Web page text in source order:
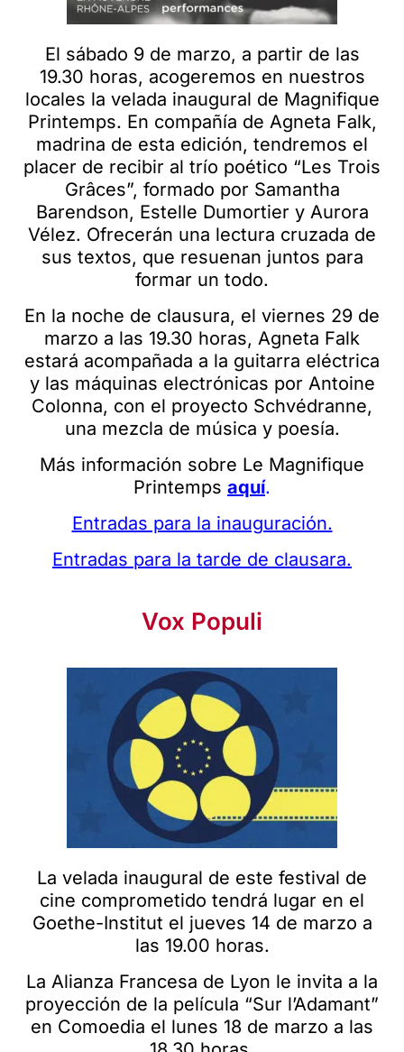
El sábado 9 de marzo, a partir de las
19.30 horas, acogeremos en nuestros
locales la velada inaugural de Magnifique
Printemps. En compañía de Agneta Falk,
madrina de esta edición, tendremos el
placer de recibir al trío poético “Les Trois
Grâces”, formado por Samantha
Barendson, Estelle Dumortier y Aurora
Vélez. Ofrecerán una lectura cruzada de
sus textos, que resuenan juntos para
formar un todo.
En la noche de clausura, el viernes 29 de
marzo a las 19.30 horas, Agneta Falk
estará acompañada a la guitarra eléctrica
y las máquinas electrónicas por Antoine
Colonna, con el proyecto Schvédranne,
una mezcla de música y poesía.
Más información sobre Le Magnifique
Printemps aquí.
Entradas para la inauguración.
Entradas para la tarde de clausara.
Vox Populi
La velada inaugural de este festival de
cine comprometido tendrá lugar en el
Goethe-Institut el jueves 14 de marzo a
las 19.00 horas.
La Alianza Francesa de Lyon le invita a la
proyección de la película “Sur l’Adamant”
en Comoedia el lunes 18 de marzo a las